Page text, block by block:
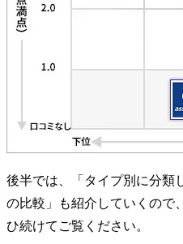
後半では、「タイプ別に分類
の比較」も紹介していくので
ひ続けてご覧ください。